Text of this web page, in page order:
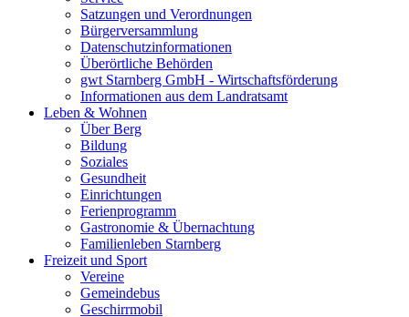
Satzungen und Verordnungen
Bürgerversammlung
Datenschutzinformationen
Überörtliche Behörden
gwt Starnberg GmbH - Wirtschaftsförderung
Informationen aus dem Landratsamt
Leben & Wohnen
Über Berg
Bildung
Soziales
Gesundheit
Einrichtungen
Ferienprogramm
Gastronomie & Übernachtung
Familienleben Starnberg
Freizeit und Sport
Vereine
Gemeindebus
Geschirrmobil